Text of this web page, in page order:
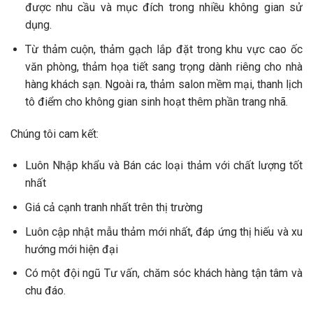
được nhu cầu và mục đích trong nhiều không gian sử
dụng.
Từ thảm cuộn, thảm gạch lắp đặt trong khu vực cao ốc
văn phòng, thảm họa tiết sang trọng dành riêng cho nhà
hàng khách sạn. Ngoài ra, thảm salon mềm mại, thanh lịch
tô điểm cho không gian sinh hoạt thêm phần trang nhã.
Chúng tôi cam kết:
Luôn Nhập khẩu và Bán các loại thảm với chất lượng tốt
nhất
Giá cả cạnh tranh nhất trên thị trường
Luôn cập nhật mẫu thảm mới nhất, đáp ứng thị hiếu và xu
hướng mới hiện đại
Có một đội ngũ Tư vấn, chăm sóc khách hàng tận tâm và
chu đáo.